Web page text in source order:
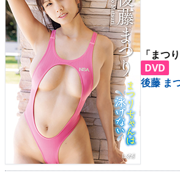
「まつ
DVD
後藤 ま